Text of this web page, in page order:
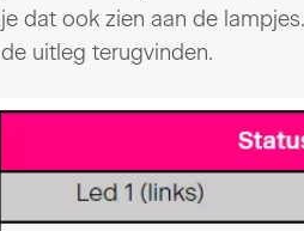
je dat ook zien aan de
de uitleg terugvinden.